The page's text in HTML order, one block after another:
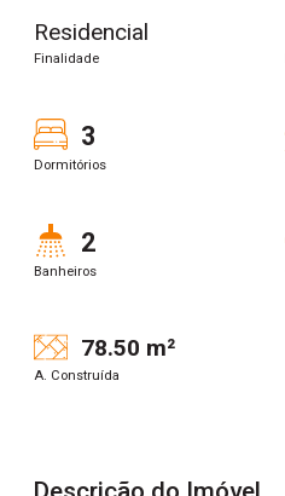
Residencial
Finalidade
3
Dormitórios
2
Banheiros
78.50 m²
A. Construída